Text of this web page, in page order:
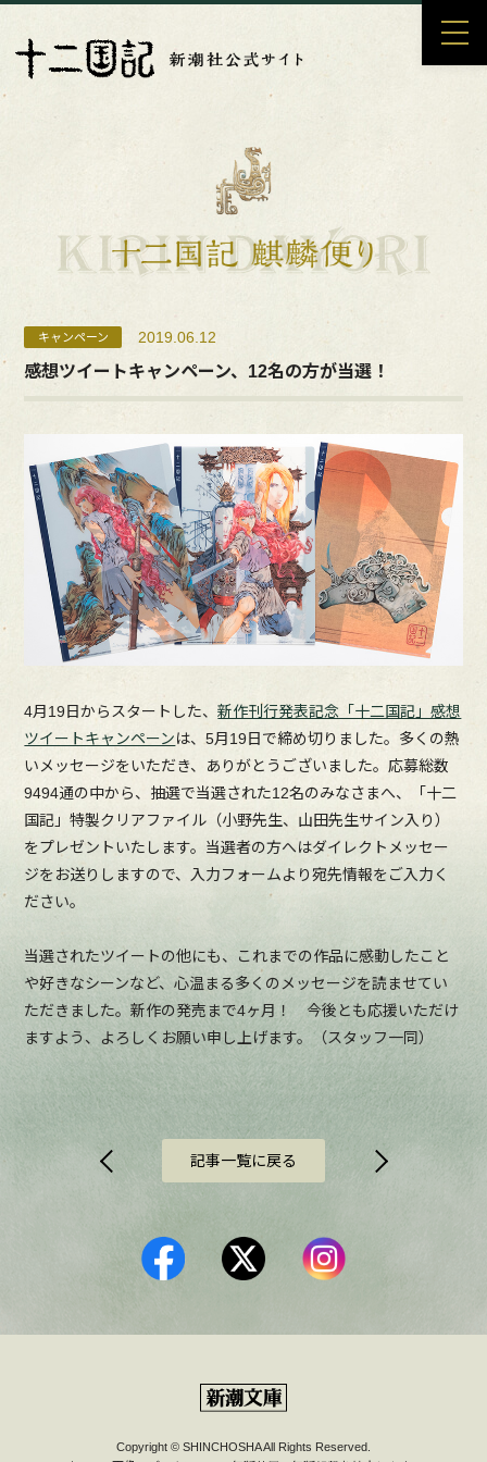
キャンペーン 2019.06.12
感想ツイートキャンペーン、12名の方が当選！
4月19日からスタートした、新作刊行発表記念「十二国記」感想
ツイートキャンペーンは、5月19日で締め切りました。多くの熱
いメッセージをいただき、ありがとうございました。応募総数
9494通の中から、抽選で当選された12名のみなさまへ、「十二
国記」特製クリアファイル（小野先生、山田先生サイン入り）
をプレゼントいたします。当選者の方へはダイレクトメッセー
ジをお送りしますので、入力フォームより宛先情報をご入力く
ださい。
当選されたツイートの他にも、これまでの作品に感動したこと
や好きなシーンなど、心温まる多くのメッセージを読ませてい
ただきました。新作の発売まで4ヶ月！ 今後とも応援いただけ
ますよう、よろしくお願い申し上げます。（スタッフ一同）
記事一覧に戻る
Copyright © SHINCHOSHA All Rights Reserved.